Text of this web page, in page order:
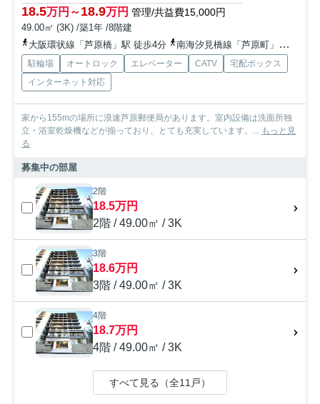
18.5万円～18.9万円 管理/共益費15,000円
49.00㎡ (3K) /築1年 /8階建
大阪環状線「芦原橋」駅 徒歩4分
南海汐見橋線「芦原町」駅 徒歩7分
駐輪場 オートロック エレベーター CATV
宅配ボックス
インターネット対応
家から155mの場所に浪速芦原郵便局があります。室内設備は洗面所独
立・浴室乾燥機などが揃っており、とても充実しています。... もっと見
る
募集中の部屋
2階
18.5万円
2階 / 49.00㎡ / 3K
3階
18.6万円
3階 / 49.00㎡ / 3K
4階
18.7万円
4階 / 49.00㎡ / 3K
すべて見る（全11戸）